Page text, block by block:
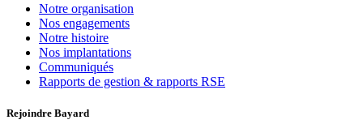
Notre organisation
Nos engagements
Notre histoire
Nos implantations
Communiqués
Rapports de gestion & rapports RSE
Rejoindre Bayard